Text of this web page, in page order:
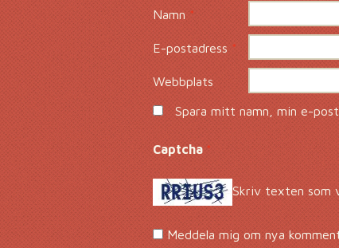
Namn*
E-postadress *
Webbplats
Spara mitt namn, min e-
Captcha *
Skriv texten som
Meddela mig om nya